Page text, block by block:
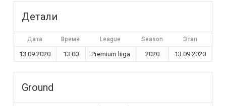
Детали
Дата Время League Season Этап
13.09.2020 13:00 Premium liiga 2020 13.09.2020
Ground